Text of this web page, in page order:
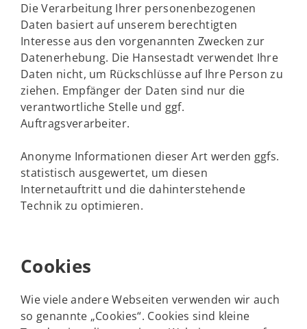
Die Verarbeitung Ihrer personenbezogenen
Daten basiert auf unserem berechtigten
Interesse aus den vorgenannten Zwecken zur
Datenerhebung. Die Hansestadt verwendet Ihre
Daten nicht, um Rückschlüsse auf Ihre Person zu
ziehen. Empfänger der Daten sind nur die
verantwortliche Stelle und ggf.
Auftragsverarbeiter.
Anonyme Informationen dieser Art werden ggfs.
statistisch ausgewertet, um diesen
Internetauftritt und die dahinterstehende
Technik zu optimieren.
Cookies
Wie viele andere Webseiten verwenden wir auch
so genannte „Cookies“. Cookies sind kleine